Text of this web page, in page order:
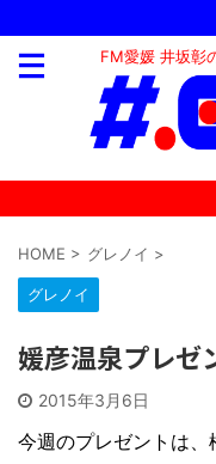
FM愛媛 井坂彰
HOME > グレノイ >
グレノイ
媛彦温泉プレゼ
2015年3月6日
今週のプレゼントは